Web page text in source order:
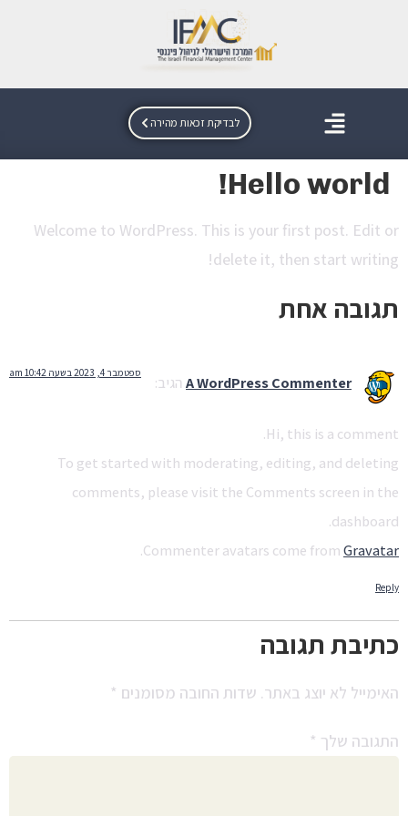
לבדיקת זכאות מהירה
Hello world!
Welcome to WordPress. This is your first post. Edit or
delete it, then start writing!
תגובה אחת
A WordPress Commenter הגיב: ספטמבר 4, 2023 בשעה 10:42 am
Hi, this is a comment.
To get started with moderating, editing, and deleting
comments, please visit the Comments screen in the
dashboard.
Commenter avatars come fromGravatar
.
Reply
כתיבת תגובה
האימייל לא יוצג באתר. שדות החובה מסומנים *
התגובה שלך *